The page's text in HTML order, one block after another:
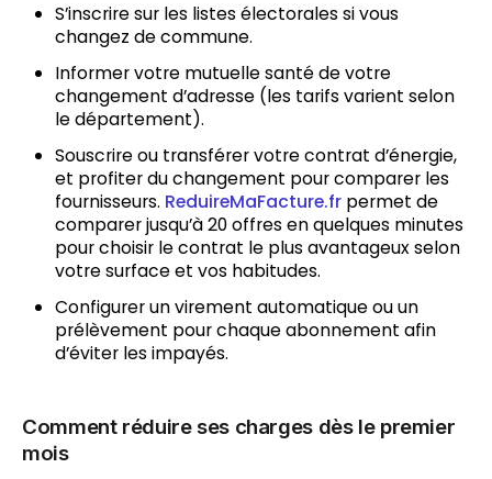
S’inscrire sur les listes électorales si vous
changez de commune.
Informer votre mutuelle santé de votre
changement d’adresse (les tarifs varient selon
le département).
Souscrire ou transférer votre contrat d’énergie,
et profiter du changement pour comparer les
fournisseurs. ReduireMaFacture.fr permet de
comparer jusqu’à 20 offres en quelques minutes
pour choisir le contrat le plus avantageux selon
votre surface et vos habitudes.
Configurer un virement automatique ou un
prélèvement pour chaque abonnement afin
d’éviter les impayés.
Comment réduire ses charges dès le premier
mois